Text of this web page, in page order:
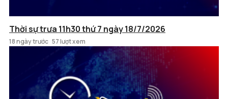
Thời sự trưa 11h30 thứ 7 ngày 18/7/2026
18 ngày trước 57 lượt xem